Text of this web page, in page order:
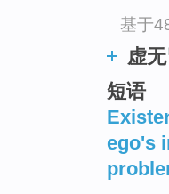
基于
虚
短语
ego's